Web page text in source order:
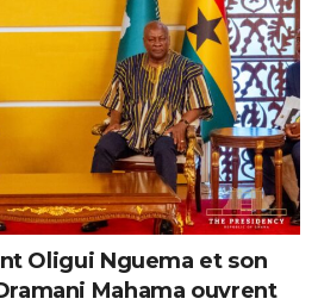
Oligui Nguema et son
Mahama ouvrent